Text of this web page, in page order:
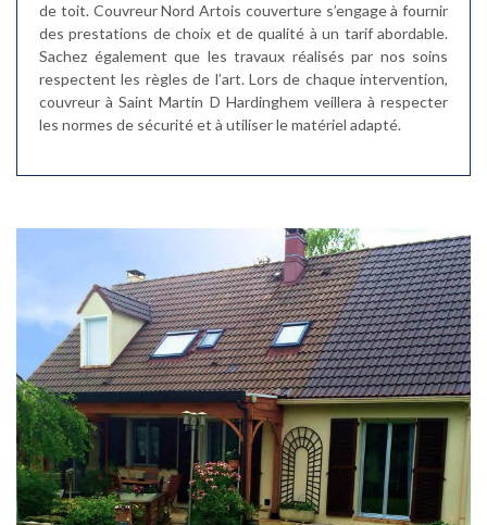
de toit. Couvreur Nord Artois couverture s’engage à fournir
des prestations de choix et de qualité à un tarif abordable.
Sachez également que les travaux réalisés par nos soins
respectent les règles de l’art. Lors de chaque intervention,
couvreur à Saint Martin D Hardinghem veillera à respecter
les normes de sécurité et à utiliser le matériel adapté.